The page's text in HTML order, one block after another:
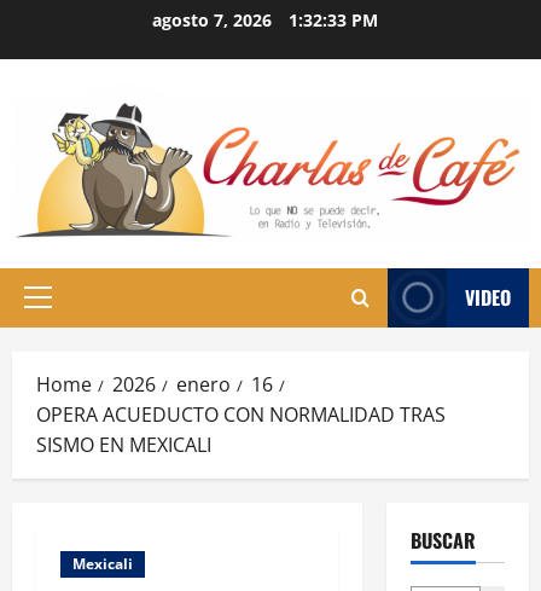
agosto 7, 2026 1:32:34 PM
Primary
VIDEO
Home 2026 enero
16
OPERA ACUEDUCTO CON NORMALIDAD TRAS
SISMO EN MEXICALI
Mexicali
BUSCAR